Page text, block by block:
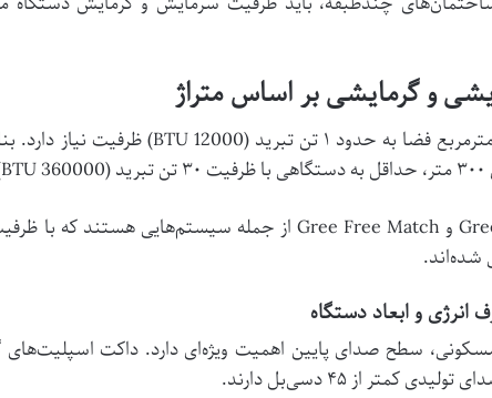
و گرمایشی بر اساس متراژ
BTU 12000) ظرفیت نیاز دارد.
BTU 360000
و Gree Free Match از جمله سیستم‌هایی هستند که با
شده‌اند.
و ابعاد دستگاه
سطح صدای پایین اهمیت ویژه‌ای دارد. داکت اسپلیت‌های
کمتر از ۴۵ دسی‌بل دارند.